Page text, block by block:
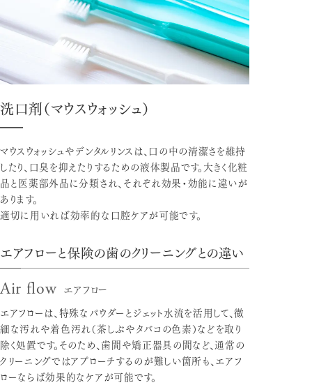
洗口剤（マウスウォッシュ）
マウスウォッシュやデンタルリンスは、口の中の清潔さを維持
したり、口臭を抑えたりするための液体製品です。大きく化粧
品と医薬部外品に分類され、それぞれ効果・効能に違いが
あります。
適切に用いれば効率的な口腔ケアが可能です。
エアフローと保険の歯のクリーニングとの違い
Air flow エアフロー
エアフローは、特殊なパウダーとジェット水流を活用して、微
細な汚れや着色汚れ（茶しぶやタバコの色素）などを取り
除く処置です。そのため、歯間や矯正器具の間など、通常の
クリーニングではアプローチするのが難しい箇所も、エアフ
ローならば効果的なケアが可能です。